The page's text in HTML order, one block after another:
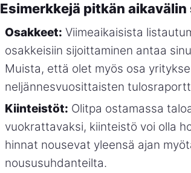
Esimerkkejä pitkän
Osakkeet: Viimeaikaisista
osakkeisiin sijoittaminen antaa
Muista, että olet myös osa
neljännesvuosittaisten
Kiinteistöt: Olitpa ostamassa
vuokrattavaksi, kiinteistö voi olla
hinnat nousevat yleensä ajan
noususuhdanteilta.